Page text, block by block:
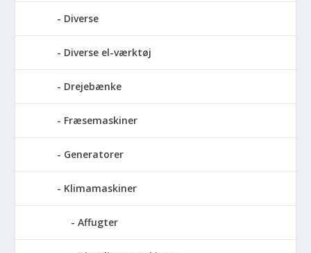
Diverse
Diverse el-værktøj
Drejebænke
Fræsemaskiner
Generatorer
Klimamaskiner
Affugter